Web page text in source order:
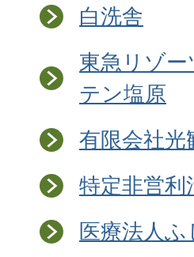
白洗舎
東急リゾ
テン塩原
有限会社光
特定非営利
医療法人